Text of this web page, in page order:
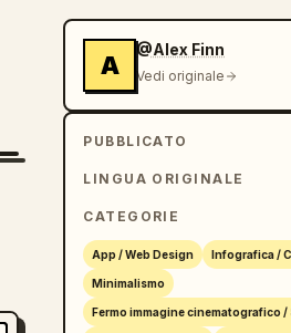
A
@Alex Finn
Vedi originale
PUBBLICATO
LINGUA ORIGINALE
CATEGORIE
App / Web Design Infografica /
Minimalismo
Fermo immagine cinematografico